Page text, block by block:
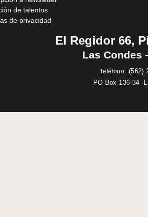
de talentos
de privacidad
El Regidor 66,
Las Condes
Teléfono: (562)
PO Box 136-34-